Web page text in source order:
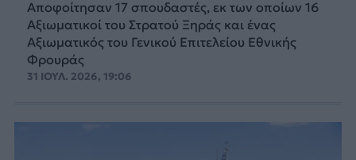
Αποφοίτησαν 17 σπουδαστές, εκ των οποίων 16
Αξιωματικοί του Στρατού Ξηράς και ένας
Αξιωματικός του Γενικού Επιτελείου Εθνικής
Φρουράς
31 ΙΟΥΛ. 2026, 19:06